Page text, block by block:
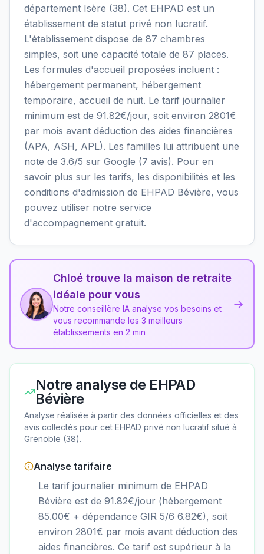
département Isère (38). Cet EHPAD est un
établissement de statut privé non lucratif.
L'établissement dispose de 87 chambres
simples, soit une capacité totale de 87 places.
Les formules d'accueil proposées incluent :
hébergement permanent, hébergement
temporaire, accueil de nuit. Le tarif journalier
minimum est de 91.82€/jour, soit environ 2801€
par mois avant déduction des aides financières
(APA, ASH, APL). Les familles lui attribuent une
note de 3.6/5 sur Google (7 avis). Pour en
savoir plus sur les tarifs, les disponibilités et les
conditions d'admission de EHPAD Bévière, vous
pouvez utiliser notre service
d'accompagnement gratuit.
Chloé trouve la maison de retraite
idéale pour vous
Notre conseillère IA analyse vos besoins et
vous recommande les 3 meilleurs
établissements en 2 min
→
Notre analyse de EHPAD
Bévière
Analyse réalisée à partir des données officielles et des
avis collectés pour cet EHPAD privé non lucratif situé à
Grenoble (38).
Analyse tarifaire
Le tarif journalier minimum de EHPAD
Bévière est de 91.82€/jour (hébergement
85.00€ + dépendance GIR 5/6 6.82€), soit
environ 2801€ par mois avant déduction des
aides financières. Ce tarif est supérieur à la